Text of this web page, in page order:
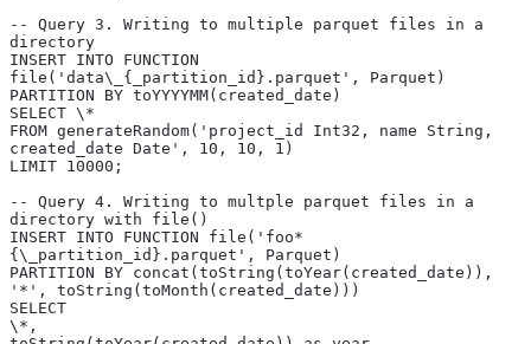
-- Query 3. Writing to multiple parquet files in a
directory
INSERT INTO FUNCTION
file('data\_{_partition_id}.parquet', Parquet)
PARTITION BY toYYYYMM(created_date)
SELECT \*
FROM generateRandom('project_id Int32, name String,
created_date Date', 10, 10, 1)
LIMIT 10000;
-- Query 4. Writing to multple parquet files in a
directory with file()
INSERT INTO FUNCTION file('foo*
{\_partition_id}.parquet', Parquet)
PARTITION BY concat(toString(toYear(created_date)),
'*', toString(toMonth(created_date)))
SELECT
\*,